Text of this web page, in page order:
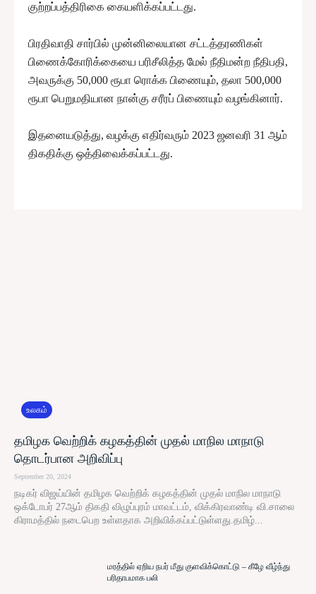
குற்றப்பத்திரிகை கையளிக்கப்பட்டது.
பிரதிவாதி சார்பில் முன்னிலையான சட்டத்தரணிகள்
பிணைக்கோரிக்கையை பரிசீலித்த மேல் நீதிமன்ற நீதிபதி,
அவருக்கு 50,000 ரூபா ரொக்க பிணையும், தலா 500,000
ரூபா பெறுமதியான நான்கு சரீரப் பிணையும் வழங்கினார்.
இதனையடுத்து, வழக்கு எதிர்வரும் 2023 ஜனவரி 31 ஆம்
திகதிக்கு ஒத்திவைக்கப்பட்டது.
உலகம்
தமிழக வெற்றிக் கழகத்தின் முதல் மாநில மாநாடு
தொடர்பான அறிவிப்பு
September 20, 2024
நடிகர் விஜய்யின் தமிழக வெற்றிக் கழகத்தின் முதல் மாநில மாநாடு
ஒக்டோபர் 27ஆம் திகதி விழுப்புரம் மாவட்டம், விக்கிரவாண்டி வி.சாலை
கிராமத்தில் நடைபெற உள்ளதாக அறிவிக்கப்பட்டுள்ளது.தமிழ்...
மரத்தில் ஏறிய நபர் மீது குளவிக்கொட்டு – கீழே வீழ்ந்து
பரிதாபமாக பலி